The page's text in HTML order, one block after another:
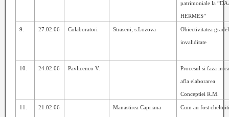
patrimoniale la
HERMES”
9. 27.02.06 Colaboratori Straseni, s.Lozova Obiectivitatea
invaliditate
10. 24.02.06 Pavlicenco V. Procesul si faza in
afla elaborarea
Conceptiei R.M.
11. 21.02.06 Manastirea Capriana Cum au fost